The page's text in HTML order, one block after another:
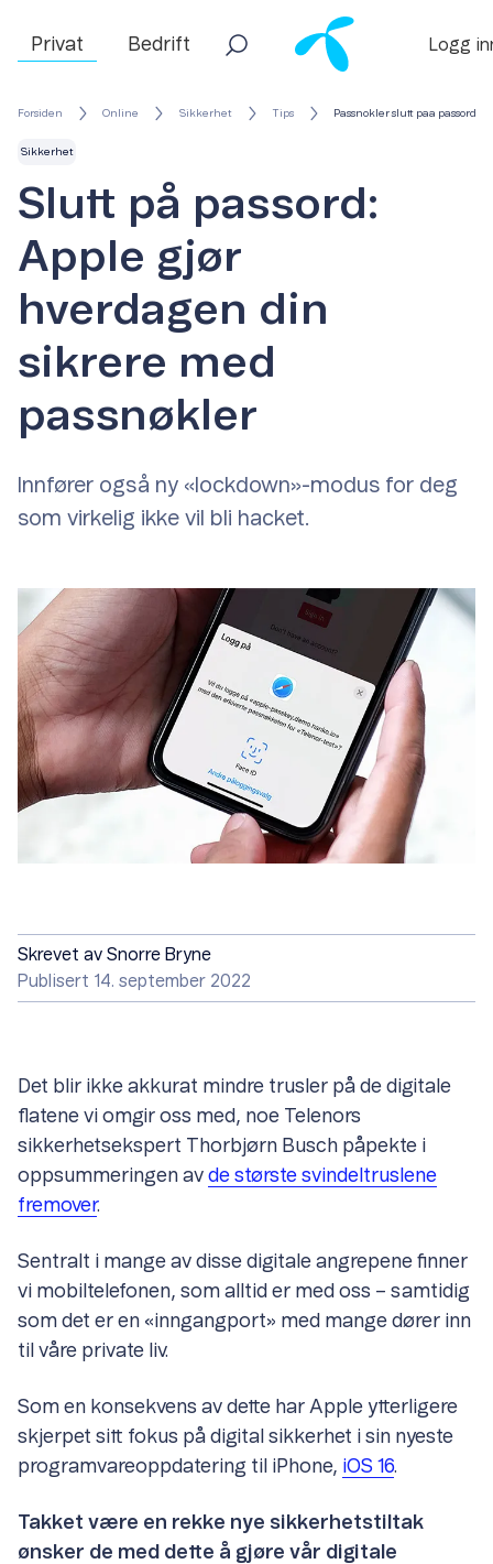
Privat Bedrift Logg
Forsiden Online Sikkerhet Tips Passnokler slutt paa passord
Sikkerhet
Slutt på passord:
Apple gjør
hverdagen din
sikrere med
passnøkler
Innfører også ny «lockdown»-modus for deg
som virkelig ikke vil bli hacket.
Skrevet av Snorre Bryne
Publisert 14. september 2022
Det blir ikke akkurat mindre trusler på de digitale
flatene vi omgir oss med, noe Telenors
sikkerhetsekspert Thorbjørn Busch påpekte i
oppsummeringen av de største svindeltruslene
fremover.
Sentralt i mange av disse digitale angrepene finner
vi mobiltelefonen, som alltid er med oss – samtidig
som det er en «inngangport» med mange dører inn
til våre private liv.
Som en konsekvens av dette har Apple ytterligere
skjerpet sitt fokus på digital sikkerhet i sin nyeste
programvareoppdatering til iPhone, iOS 16.
Takket være en rekke nye sikkerhetstiltak
ønsker de med dette å gjøre vår digitale